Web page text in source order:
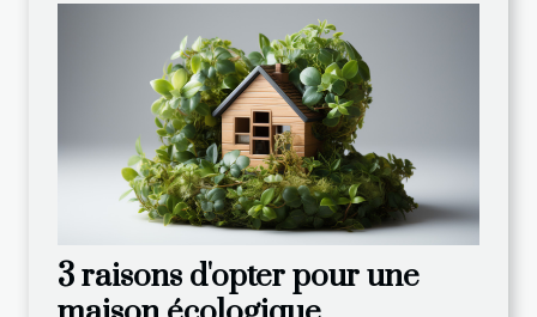
3 raisons d'opter pour une